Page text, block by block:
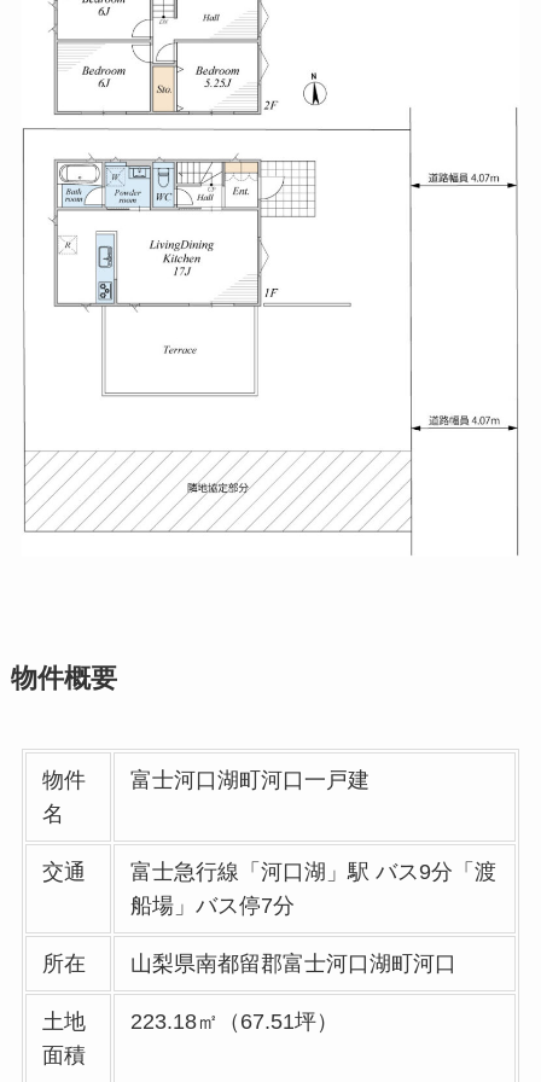
物件概要
物件
名
富士河口湖町河口一戸建
交通
富士急行線「河口湖」駅 バス9分「渡
船場」バス停7分
所在 山梨県南都留郡富士河口湖町河口
土地
面積
223.18㎡（67.51坪）